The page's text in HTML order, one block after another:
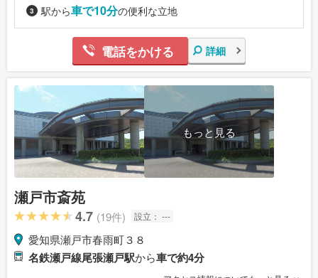
駅から車で10分の便利な立地
電話をかける 詳細
もっと見る
瀬戸市斎苑
4.7 (19件) 設立： ---
愛知県瀬戸市春雨町３８
名鉄瀬戸線尾張瀬戸駅から車で約4分